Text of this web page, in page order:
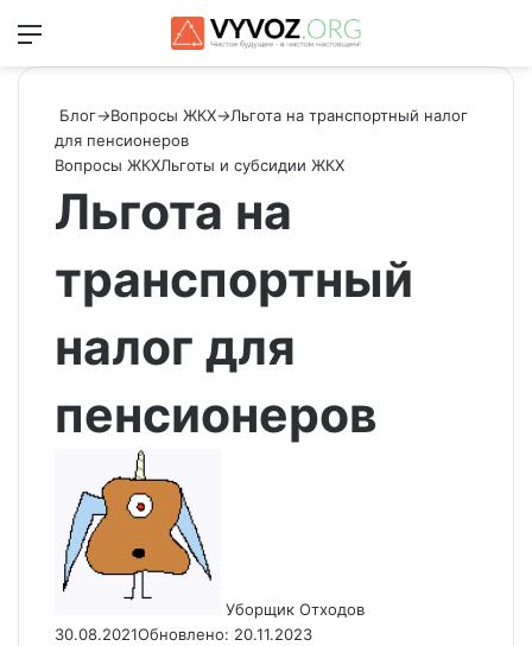
Меню
Блог→Вопросы ЖКХ→Льгота на транспортный налог
для пенсионеров
Вопросы ЖКХЛьготы и субсидии ЖКХ
Льгота на
транспортный
налог для
пенсионеров
Уборщик Отходов
30.08.2021Обновлено: 20.11.2023